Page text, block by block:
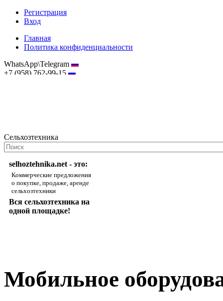
Регистрация
Вход
Главная
Политика конфиденциальности
WhatsApp\Telegram
+7 (958) 762-99-15
Сельхозтехника
selhoztehnika.net - это:
Коммерческие предложения
о покупке, продаже, аренде
сельхозтехники
Вся сельхозтехника на
одной площадке!
Мобильное